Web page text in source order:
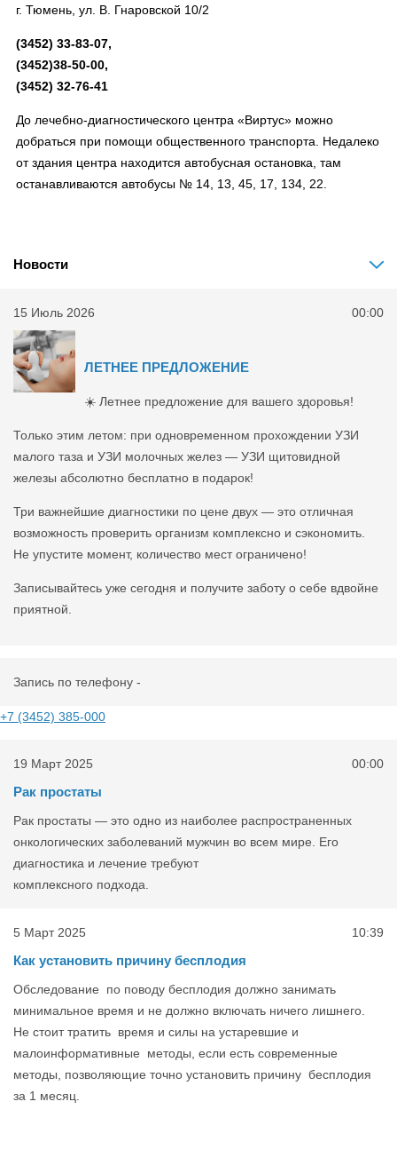
г. Тюмень, ул. В. Гнаровской 10/2
(3452) 33-83-07,
(3452)38-50-00,
(3452) 32-76-41
До лечебно-диагностического центра «Виртус» можно
добраться при помощи общественного транспорта. Недалеко
от здания центра находится автобусная остановка, там
останавливаются автобусы № 14, 13, 45, 17, 134, 22.
Новости
15 Июль 2026 00:00
ЛЕТНЕЕ ПРЕДЛОЖЕНИЕ
☀️ Летнее предложение для вашего здоровья!
Только этим летом: при одновременном прохождении УЗИ
малого таза и УЗИ молочных желез — УЗИ щитовидной
железы абсолютно бесплатно в подарок!
Три важнейшие диагностики по цене двух — это отличная
возможность проверить организм комплексно и сэкономить.
Не упустите момент, количество мест ограничено!
Записывайтесь уже сегодня и получите заботу о себе вдвойне
приятной.
Запись по телефону -
+7 (3452) 385-000
19 Март 2025 00:00
Рак простаты
Рак простаты — это одно из наиболее распространенных
онкологических заболеваний мужчин во всем мире. Его
диагностика и лечение требуют
комплексного подхода.
5 Март 2025 10:39
Как установить причину бесплодия
Обследование по поводу бесплодия должно занимать
минимальное время и не должно включать ничего лишнего.
Не стоит тратить время и силы на устаревшие и
малоинформативные методы, если есть современные
методы, позволяющие точно установить причину бесплодия
за 1 месяц.